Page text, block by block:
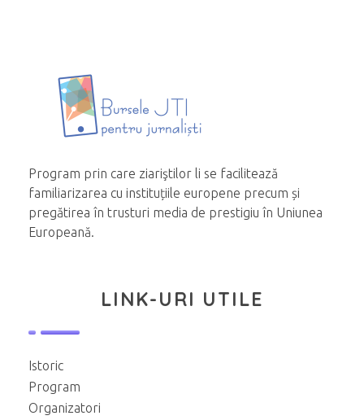
Program prin care ziariştilor li se facilitează
familiarizarea cu instituțiile europene precum și
pregătirea în trusturi media de prestigiu în Uniunea
Europeană.
LINK-URI UTILE
Istoric
Program
Organizatori